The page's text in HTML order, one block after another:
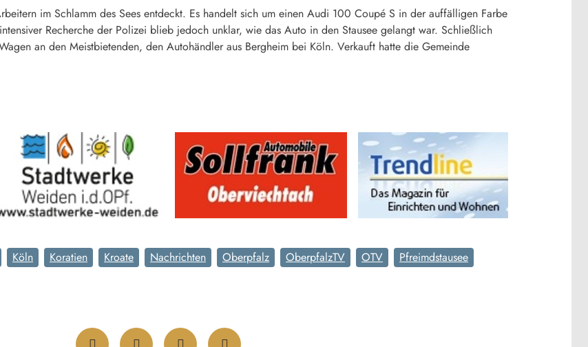
im Schlamm des Sees entdeckt. Es handelt sich um einen Audi 100 Coupé S in der auffälligen Farbe
Recherche der Polizei blieb jedoch unklar, wie das Auto in den Stausee gelangt war. Schließlich
an den Meistbietenden, den Autohändler aus Bergheim bei Köln. Verkauft hatte die Gemeinde
Köln Koratien Kroate Nachrichten Oberpfalz OberpfalzTV OTV
Pfreimdstausee